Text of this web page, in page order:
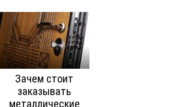
Зачем стоит
заказывать
металлические